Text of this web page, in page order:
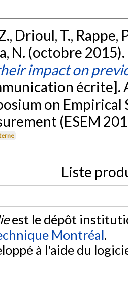
Drioul, T., Rappe,
N. (octobre 2015).
impact on
écrite].
on
(ESEM
Liste
est le dépôt
Montréal.
à l'aide du